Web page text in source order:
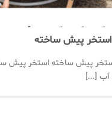
استخر پیش ساخته
پیش ساخته استخر پیش
آب [...]